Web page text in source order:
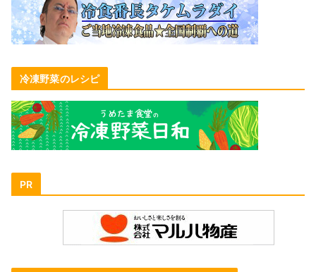
冷凍野菜のレシピ
PR